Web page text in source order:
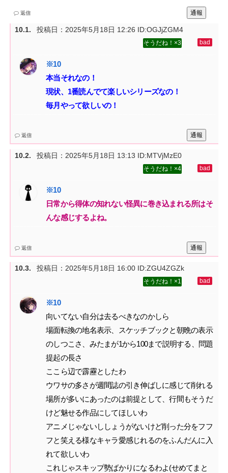
通報
返信
投稿日： 2025年5月18日 12:26 ID:OGJjZGM4
3
本当それなの！‌
現状、1番読んでて楽しいシリーズなの！‌
毎月やって欲しいの！
通報
返信
投稿日：2025年5月18日 13:13 ID:MTVjMzE0
4
日常から得体の知れない怪異に巻き込まれる所はそ
んな感じするよね。
通報
返信
投稿日：2025年5月18日 16:00 ID:ZGU4ZGZk
1
向いてない自分は去るべきなのかしら‌
場面転換の地名表示、スケッチブックと朝晩の表示
のしつこさ、みたまが1から100まで説明する、問題
提起の長さ‌
ここら辺で霹靂としたわ‌
ウワサの多さが週間誌の引き伸ばしに感じて削れる
場所が多いにあったのは前提として、行間もそうだ
けど魅せる作品にしてほしいわ‌
アニメじゃないししょうがないけど削った分をフフ
フと笑える様なキャラ愛感じれるのをふんだんに入
れて欲しいわ‌
これじゃスキップ勢ばかりになるわよ(せめてまと